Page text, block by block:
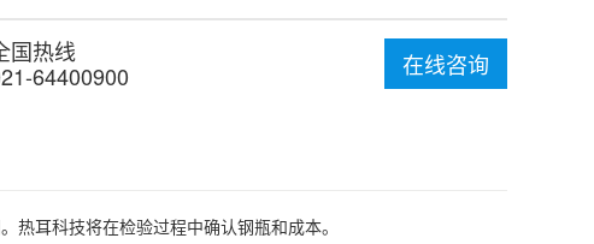
在线咨询
国热线
64400900
热耳科技将在检验过程中确认钢瓶和成本。